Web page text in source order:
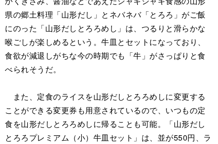
県の郷土料理「山形だし」とネバネバ「とろろ」がご飯
にのった「山形だしとろろめし」は、つるりと滑らかな
喉ごしが楽しめるという。牛皿とセットになっており、
食欲が減退しがちな今の時期でも「牛」がさっぱりと食
べられそうだ。
また、定食のライスを山形だしとろろめしに変更する
ことができる変更券も用意されているので、いつもの定
食を山形だしとろろめしに帰ることも可能。「山形だし
とろろプレミアム（小）牛皿セット」は、並が550円、ラ